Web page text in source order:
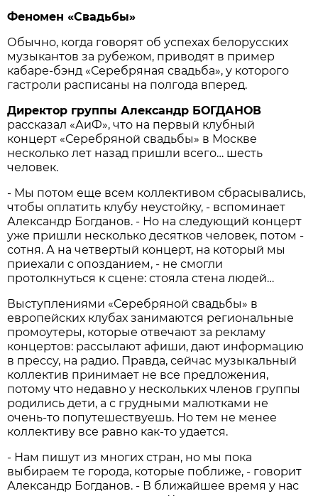
Феномен «Свадьбы»
Обычно, когда говорят об успехах белорусских
музыкантов за рубежом, приводят в пример
кабаре-бэнд «Серебряная свадьба», у которого
гастроли расписаны на полгода вперед.
Директор группы Александр БОГДАНОВ
рассказал «АиФ», что на первый клубный
концерт «Серебряной свадьбы» в Москве
несколько лет назад пришли всего… шесть
человек.
- Мы потом еще всем коллективом сбрасывались,
чтобы оплатить клубу неустойку, - вспоминает
Александр Богданов. - Но на следующий концерт
уже пришли несколько десятков человек, потом -
сотня. А на четвертый концерт, на который мы
приехали с опозданием, - не смогли
протолкнуться к сцене: стояла стена людей…
Выступлениями «Серебряной свадьбы» в
европейских клубах занимаются региональные
промоутеры, которые отвечают за рекламу
концертов: рассылают афиши, дают информацию
в прессу, на радио. Правда, сейчас музыкальный
коллектив принимает не все предложения,
потому что недавно у нескольких членов группы
родились дети, а с грудными малютками не
очень-то попутешествуешь. Но тем не менее
коллективу все равно как-то удается.
- Нам пишут из многих стран, но мы пока
выбираем те города, которые поближе, - говорит
Александр Богданов. - В ближайшее время у нас